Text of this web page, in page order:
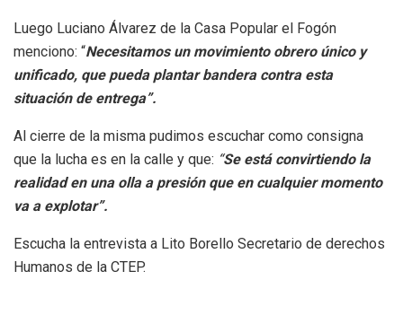
Luego Luciano Álvarez de la Casa Popular el Fogón
menciono: “Necesitamos un movimiento obrero único y
unificado, que pueda plantar bandera contra esta
situación de entrega”.
Al cierre de la misma pudimos escuchar como consigna
que la lucha es en la calle y que: “Se está convirtiendo la
realidad en una olla a presión que en cualquier momento
va a explotar”.
Escucha la entrevista a Lito Borello Secretario de derechos
Humanos de la CTEP.